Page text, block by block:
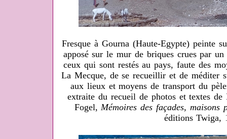
Fresque à Gourna (Haute-Egypte) peinte
apposé sur le mur de briques crues par
ceux qui sont restés au pays, faute des
La Mecque, de se recueillir et de méditer
aux lieux et moyens de transport du
extraite du recueil de photos et textes de
Fogel,Mémoires des façades, maisons
éditions Twiga,